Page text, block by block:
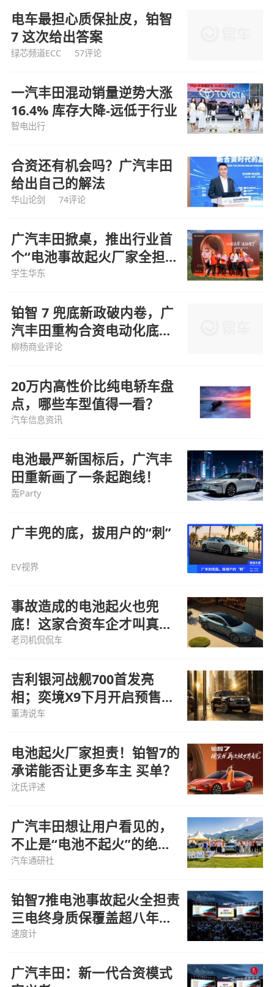
电车最担心质保扯皮，铂智
7 这次给出答案
绿芯频道ECC 57评论
一汽丰田混动销量逆势大涨
16.4% 库存大降-远低于行业
智电出行
合资还有机会吗？广汽丰田
给出自己的解法
华山论剑 74评论
广汽丰田掀桌，推出行业首
个“电池事故起火厂家全担
责”政策
学生华东
铂智 7 兜底新政破内卷，广
汽丰田重构合资电动化底层
逻辑
柳杨商业评论
20万内高性价比纯电轿车盘
点，哪些车型值得一看？
汽车信息资讯
电池最严新国标后，广汽丰
田重新画了一条起跑线！
轰Party
广丰兜的底，拔用户的“刺”
EV视界
事故造成的电池起火也兜
底！这家合资车企才叫真兜
底
老司机侃侃车
吉利银河战舰700首发亮
相；奕境X9下月开启预售...
董涛说车
电池起火厂家担责！铂智7的
承诺能否让更多车主 买单？
沈氏评述
广汽丰田想让用户看见的，
不止是“电池不起火”的绝对
自信
汽车通研社
铂智7推电池事故起火全担责
三电终身质保覆盖超八年用
车
速度计
广汽丰田：新一代合资模式